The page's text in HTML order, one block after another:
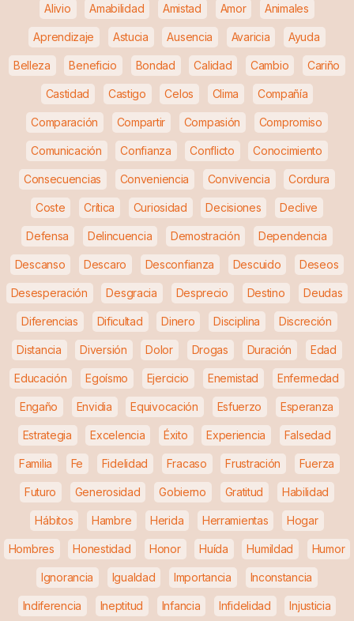
Alivio Amabilidad Amistad Amor Animales
Aprendizaje Astucia Ausencia Avaricia Ayuda
Belleza Beneficio Bondad Calidad Cambio Cariño
Castidad Castigo Celos Clima Compañía
Comparación Compartir Compasión Compromiso
Comunicación Confianza Conflicto Conocimiento
Consecuencias Conveniencia Convivencia Cordura
Coste Crítica Curiosidad Decisiones Declive
Defensa Delincuencia Demostración Dependencia
Descanso Descaro Desconfianza Descuido Deseos
Desesperación Desgracia Desprecio Destino Deudas
Diferencias Dificultad Dinero Disciplina Discreción
Distancia Diversión Dolor Drogas Duración Edad
Educación Egoísmo Ejercicio Enemistad Enfermedad
Engaño Envidia Equivocación Esfuerzo Esperanza
Estrategia Excelencia Éxito Experiencia Falsedad
Familia Fe Fidelidad Fracaso Frustración Fuerza
Futuro Generosidad Gobierno Gratitud Habilidad
Hábitos Hambre Herida Herramientas Hogar
Hombres Honestidad Honor Huída Humildad Humor
Ignorancia Igualdad Importancia Inconstancia
Indiferencia Ineptitud Infancia Infidelidad Injusticia